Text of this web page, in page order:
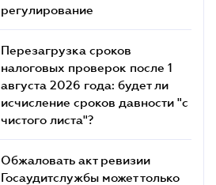
регулирование
Перезагрузка сроков
налоговых проверок после 1
августа 2026 года: будет ли
исчисление сроков давности "с
чистого листа"?
Обжаловать акт ревизии
Госаудитслужбы может только